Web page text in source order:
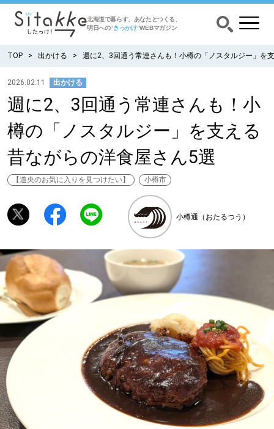
北海道で暮らす、あなたとつくる、
明日への”きっかけ”WEBマガジン
CATEGORY カテゴリー
食べる
出かける
暮らす
育む
深める
ゆるむ
LOCAL
TOP 出かける 週に2、3回通う常連さんも！小樽の「ノスタルジー」を
2026.02.11 出かける
週に2、3回通う常連さんも！小
樽の「ノスタルジー」を支える
昔ながらの洋食屋さん5選
【道央のお気に入りを見つけたい】 小樽市
小樽通（おたるつう）